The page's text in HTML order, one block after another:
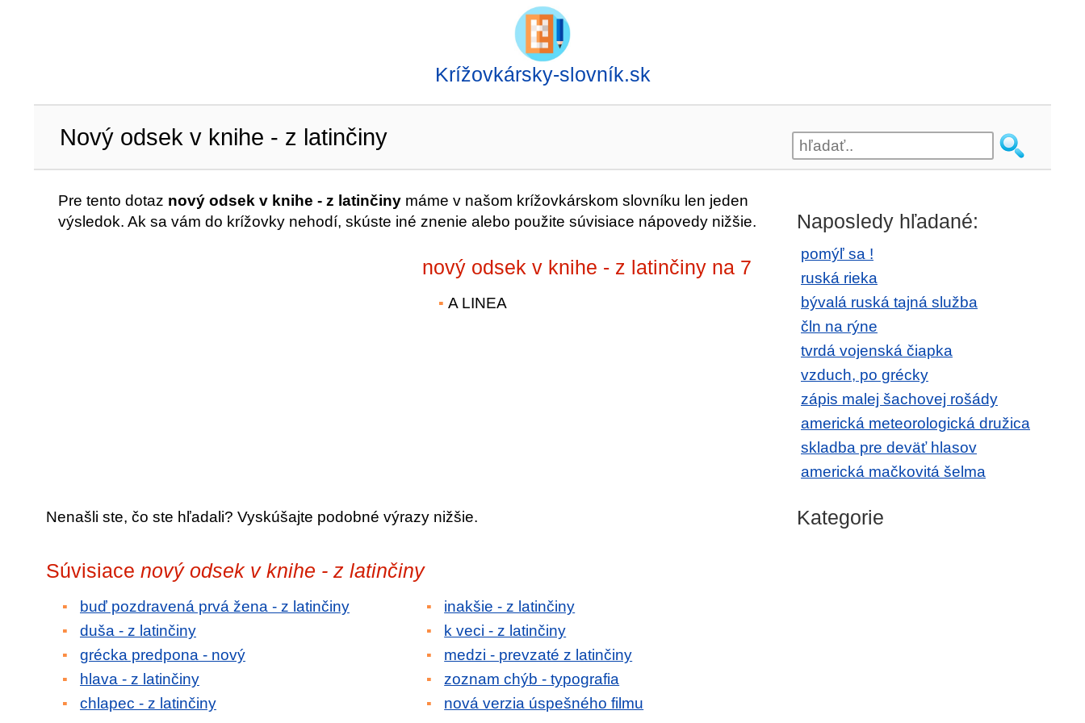
Krížovkársky-slovník.sk
Nový odsek v knihe - z latinčiny
Pre tento dotaz nový odsek v knihe - z latinčiny máme v našom krížovkárskom slovníku len jeden
výsledok. Ak sa vám do krížovky nehodí, skúste iné znenie alebo použite súvisiace nápovedy nižšie.
nový odsek v knihe - z latinčiny na 7
A LINEA
Nenašli ste, čo ste hľadali? Vyskúšajte podobné výrazy nižšie.
Súvisiace nový odsek v knihe - z latinčiny
buď pozdravená prvá žena - z latinčiny
duša - z latinčiny
grécka predpona - nový
hlava - z latinčiny
chlapec - z latinčiny
inakšie - z latinčiny
k veci - z latinčiny
medzi - prevzaté z latinčiny
zoznam chýb - typografia
nová verzia úspešného filmu
Naposledy hľadané:
pomýľ sa !
ruská rieka
bývalá ruská tajná služba
čln na rýne
tvrdá vojenská čiapka
vzduch, po grécky
zápis malej šachovej rošády
americká meteorologická družica
skladba pre deväť hlasov
americká mačkovitá šelma
Kategorie